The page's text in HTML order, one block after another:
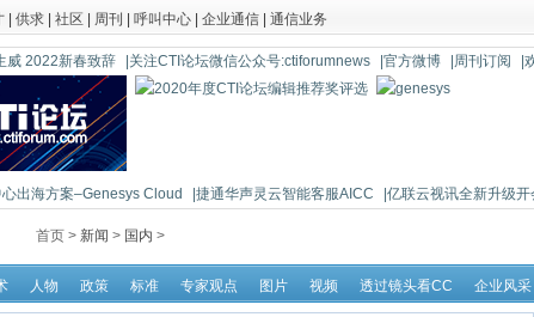
供求 社区 周刊 呼叫中心 企业通信 通信业务
威 2022新春致辞 |关注CTI论坛微信公众号:ctiforumnews |官方微博 |周刊订阅 |
心出海方案–Genesys Cloud |捷通华声灵云智能客服AICC
|亿联云视讯全新升级
首页 > 新闻 > 国内 >
人物 政策 标准 专家观点 图片 视频 透过镜头看CC 企业风采